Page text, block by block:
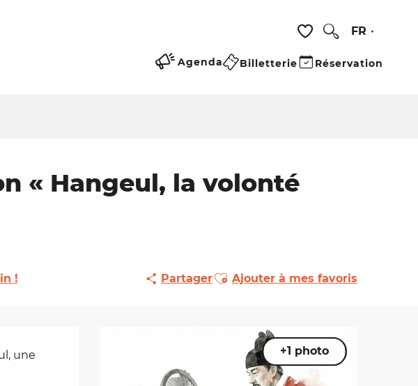
Voir les favoris
FR
Agenda Billetterie Réservation
« Hangeul, la volonté
! PartagerAjouter aux favoris
Ajouter à mes favoris
+1 photo
une